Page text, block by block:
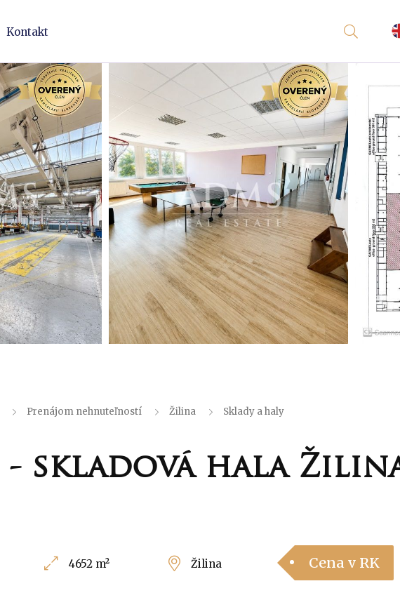
Kontakt
Prenájom nehnuteľností Žilina Sklady a haly
- skladová hala
4652 m² Žilina Cena v RK